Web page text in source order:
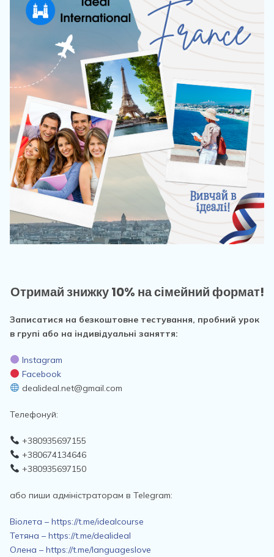
Отримай знижку 10% на сімейний формат!
Записатися на безкоштовне тестування, пробний урок
в групі або на індивідуальні заняття:
Instagram
Facebook
dealideal.net@gmail.com
Телефонуй:
+380935697155
+380674134646
+380935697150
або пиши адміністраторам в Telegram:
Віолета – https://t.me/idealcourse
Тетяна – https://t.me/dealideal
Олена – https://t.me/languageslove